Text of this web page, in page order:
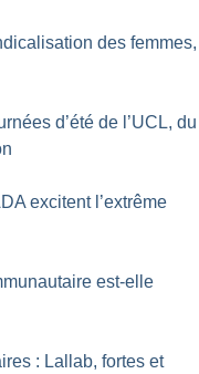
des femmes,
d’été de l’UCL, du
excitent l’extrême
est-elle
: Lallab, fortes et